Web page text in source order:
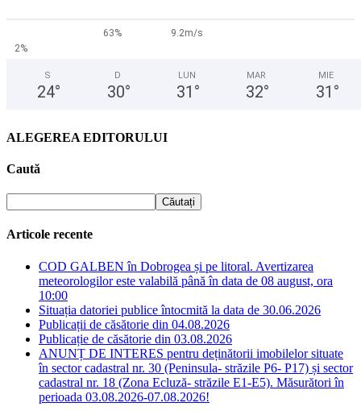
63%
9.2m/s
2%
S
24°
D
30°
LUN
31 °
MAR
32°
MIE
31 °
ALEGEREA EDITORULUI
Caută
Articole recente
COD GALBEN în Dobrogea și pe litoral. Avertizarea
meteorologilor este valabilă până în data de 08 august, ora
10:00
Situația datoriei publice întocmită la data de 30.06.2026
Publicații de căsătorie din 04.08.2026
Publicație de căsătorie din 03.08.2026
ANUNȚ DE INTERES pentru deținătorii imobilelor situate
în sector cadastral nr. 30 (Peninsula- străzile P6- P17) și sector
cadastral nr. 18 (Zona Ecluză- străzile E1-E5). Măsurători în
perioada 03.08.2026-07.08.2026!